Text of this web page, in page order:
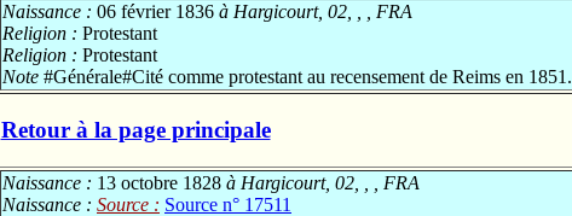
Naissance : 06 février 1836 à Hargicourt, 02, , , FRA
Religion : Protestant
Religion : Protestant
Note #Générale#Cité comme protestant au recensement de Reims en 1851.
Retour à la page principale
Naissance : 13 octobre 1828 à Hargicourt, 02, , , FRA
Naissance : Source : Source n° 17511